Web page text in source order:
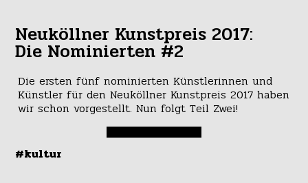
Neuköllner Kunstpreis 2017:
Die Nominierten #2
Die ersten fünf nominierten Künstlerinnen und
Künstler für den Neuköllner Kunstpreis 2017 haben
wir schon vorgestellt. Nun folgt Teil Zwei!
#kultur